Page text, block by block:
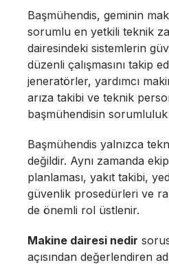
Başmühendis, geminin
sorumlu en yetkili teknik
dairesindeki sistemlerin
düzenli çalışmasını takip
jeneratörler, yardımcı
arıza takibi ve teknik
başmühendisin sorumluluk
Başmühendis yalnızca
değildir. Aynı zamanda
planlaması, yakıt takibi,
güvenlik prosedürleri ve
de önemli rol üstlenir.
Makine dairesi nedir
açısından değerlendiren